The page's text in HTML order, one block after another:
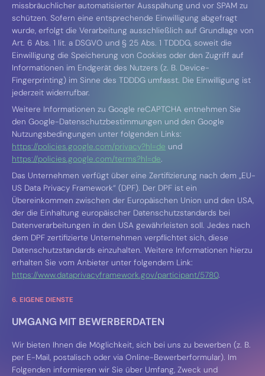
missbräuchlicher automatisierter Ausspähung und vor SPAM zu
schützen. Sofern eine entsprechende Einwilligung abgefragt
wurde, erfolgt die Verarbeitung ausschließlich auf Grundlage von
Art. 6 Abs. 1 lit. a DSGVO und § 25 Abs. 1 TDDDG, soweit die
Einwilligung die Speicherung von Cookies oder den Zugriff auf
Informationen im Endgerät des Nutzers (z. B. Device-
Fingerprinting) im Sinne des TDDDG umfasst. Die Einwilligung ist
jederzeit widerrufbar.
Weitere Informationen zu Google reCAPTCHA entnehmen Sie
den Google-Datenschutzbestimmungen und den Google
Nutzungsbedingungen unter folgenden Links:
https://policies.google.com/privacy?hl=de und
https://policies.google.com/terms?hl=de.
Das Unternehmen verfügt über eine Zertifizierung nach dem „EU-
US Data Privacy Framework“ (DPF). Der DPF ist ein
Übereinkommen zwischen der Europäischen Union und den USA,
der die Einhaltung europäischer Datenschutzstandards bei
Datenverarbeitungen in den USA gewährleisten soll. Jedes nach
dem DPF zertifizierte Unternehmen verpflichtet sich, diese
Datenschutzstandards einzuhalten. Weitere Informationen hierzu
erhalten Sie vom Anbieter unter folgendem Link:
https://www.dataprivacyframework.gov/participant/5780.
6. EIGENE DIENSTE
UMGANG MIT BEWERBERDATEN
Wir bieten Ihnen die Möglichkeit, sich bei uns zu bewerben (z. B.
per E-Mail, postalisch oder via Online-Bewerberformular). Im
Folgenden informieren wir Sie über Umfang, Zweck und